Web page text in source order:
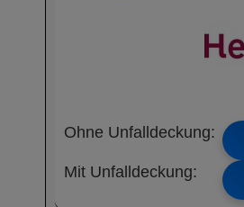
Ohne Unfalldeckung:
Mit Unfalldeckung: